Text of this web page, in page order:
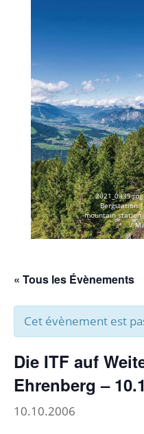
Bergstation
mountain
/
« Tous les Évènements
Cet évènement est
Die ITF auf
Ehrenberg –
10.10.2006